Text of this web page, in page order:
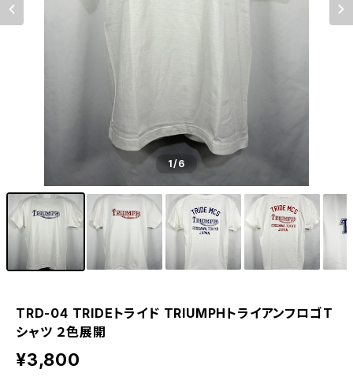
1/6
TRD-04 TRIDEトライド TRIUMPHトライアンフロゴT
シャツ ２色展開
¥3,800